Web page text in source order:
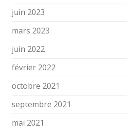
juin 2023
mars 2023
juin 2022
février 2022
octobre 2021
septembre 2021
mai 2021